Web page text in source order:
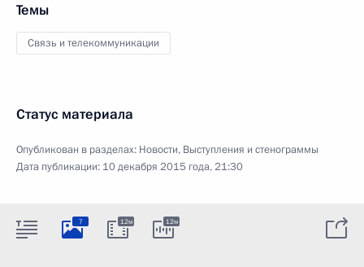
Темы
Связь и телекоммуникации
Статус материала
Опубликован в разделах: Новости, Выступления и стенограммы
Дата публикации: 10 декабря 2015 года, 21:30
7 12м 12м